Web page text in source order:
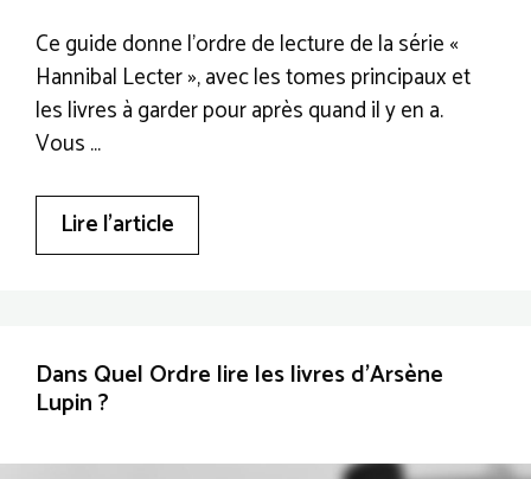
Ce guide donne l’ordre de lecture de la série «
Hannibal Lecter », avec les tomes principaux et
les livres à garder pour après quand il y en a.
Vous …
Lire l’article
Dans Quel Ordre lire les livres d’Arsène
Lupin ?